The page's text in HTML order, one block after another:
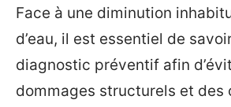
Face à une diminution
d’eau, il est essentiel de
diagnostic préventif afin
dommages structurels et des